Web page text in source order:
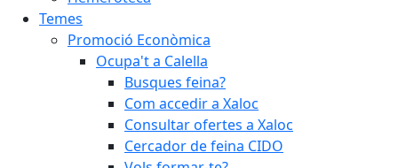
Temes
Promoció Econòmica
Ocupa't a Calella
Busques feina?
Com accedir a Xaloc
Consultar ofertes a Xaloc
Cercador de feina CIDO